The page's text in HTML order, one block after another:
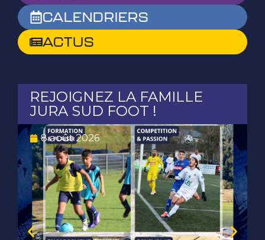
CALENDRIERS
ACTUS
REJOIGNEZ LA FAMILLE
JURA SUD FOOT !
8 août 2026